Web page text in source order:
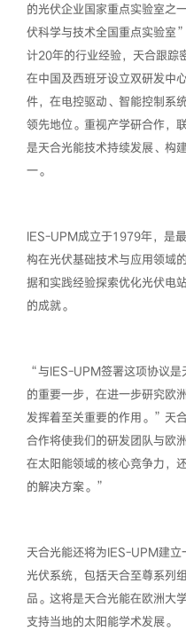
的光伏企业国家重点实验室
伏科学与技术全国重点实验室
计20年的行业经验，天合跟踪
在中国及西班牙设立双研发中
件，在电控驱动、智能控制系
领先地位。重视产学研合作，
是天合光能技术持续发展、构
一。
IES-UPM成立于1979年，是
构在光伏基础技术与应用领域
据和实践经验探索优化光伏电
的成就。
“与IES-UPM签署这项协议是
的重要一步，在进一步研究欧
发挥着至关重要的作用。”天
合作将使我们的研发团队与欧
在太阳能领域的核心竞争力，
的解决方案。”
天合光能还将为IES-UPM建立
光伏系统，包括天合至尊系列
品。这将是天合光能在欧洲大
支持当地的太阳能学术发展。